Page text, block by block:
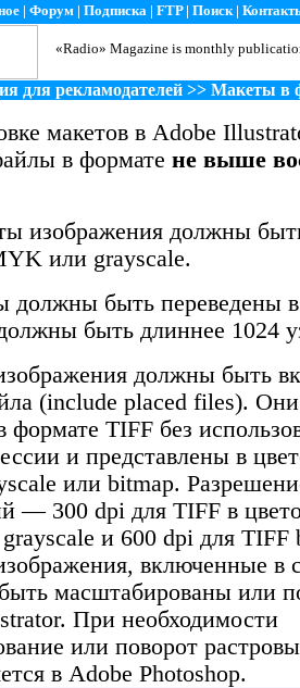
Форум Подписка FTP| Поиск|
«Radio» Magazine is monthly
для рекламодателей >> Макеты в
макетов в Adobe
в формате не выше
изображения должны
или grayscale.
должны быть переведены
быть длиннее 1024
должны быть
(include placed files).
формате TIFF без
и представлены в
или bitmap.
— 300 dpi для TIFF в
и 600 dpi для TIFF
включенные в
масштабированы или
При необходимости
или поворот
в Adobe Photoshop.